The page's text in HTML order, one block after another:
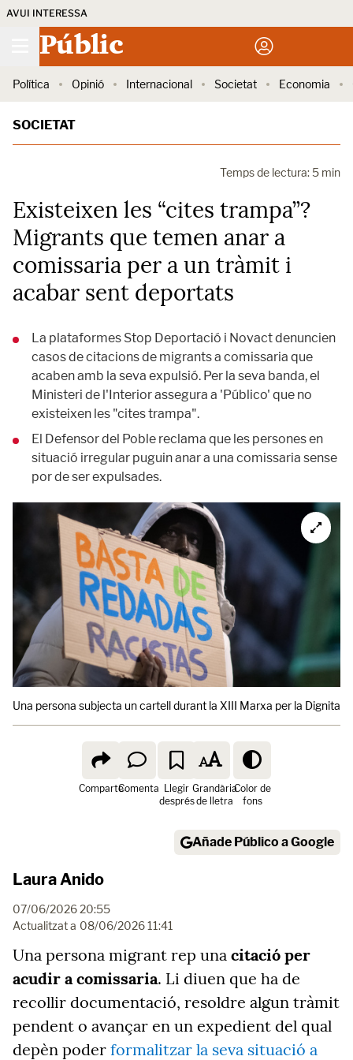
AVUI INTERESSA
Públic
Política Opinió Internacional Societat Economia
SOCIETAT
Temps de lectura: 5 min
Existeixen les “cites trampa”?
Migrants que temen anar a
comissaria per a un tràmit i
acabar sent deportats
La plataformes Stop Deportació i Novact denuncien
casos de citacions de migrants a comissaria que
acaben amb la seva expulsió. Per la seva banda, el
Ministeri de l'Interior assegura a 'Público' que no
existeixen les "cites trampa".
El Defensor del Poble reclama que les persones en
situació irregular puguin anar a una comissaria sense
por de ser expulsades.
Una persona subjecta un cartell durant la XIII Marxa per la Dignitat,
ComparteComenta Llegir
després
Grandària
de lletra
Color de
fons
Añade Público a Google
Laura Anido
07/06/2026 20:55
Actualitzat a 08/06/2026 11:41
Una persona migrant rep una citació per
acudir a comissaria. Li diuen que ha de
recollir documentació, resoldre algun tràmit
pendent o avançar en un expedient del qual
depèn poder formalitzar la seva situació a